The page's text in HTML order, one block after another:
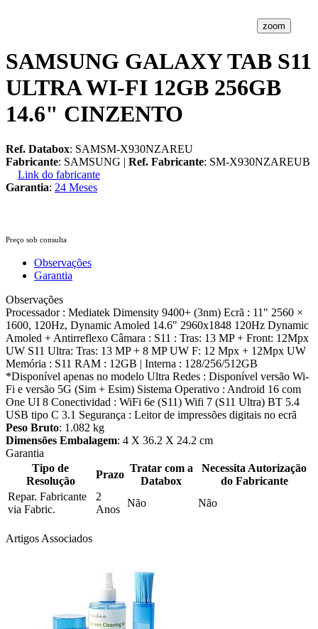
zoom
SAMSUNG GALAXY TAB S11
ULTRA WI-FI 12GB 256GB
14.6" CINZENTO
Ref. Databox: SAMSM-X930NZAREU
Fabricante: SAMSUNG | Ref. Fabricante: SM-X930NZAREUB
Link do fabricante
Garantia: 24 Meses
Preço sob consulta
Observações
Garantia
Observações
Processador : Mediatek Dimensity 9400+ (3nm) Ecrã : 11" 2560 ×
1600, 120Hz, Dynamic Amoled 14.6" 2960x1848 120Hz Dynamic
Amoled + Antirreflexo Câmara : S11 : Tras: 13 MP + Front: 12Mpx
UW S11 Ultra: Tras: 13 MP + 8 MP UW F: 12 Mpx + 12Mpx UW
Memória : S11 RAM : 12GB | Interna : 128/256/512GB
*Disponível apenas no modelo Ultra Redes : Disponível versão Wi-
Fi e versão 5G (Sim + Esim) Sistema Operativo : Android 16 com
One UI 8 Conectividad : WiFi 6e (S11) Wifi 7 (S11 Ultra) BT 5.4
USB tipo C 3.1 Segurança : Leitor de impressões digitais no ecrã
Peso Bruto: 1.082 kg
Dimensões Embalagem: 4 X 36.2 X 24.2 cm
Garantia
Tipo de
Resolução
Prazo
Tratar com a
Databox
Necessita Autorização
do Fabricante
Repar. Fabricante
via Fabric.
2
Anos
Não Não
Artigos Associados